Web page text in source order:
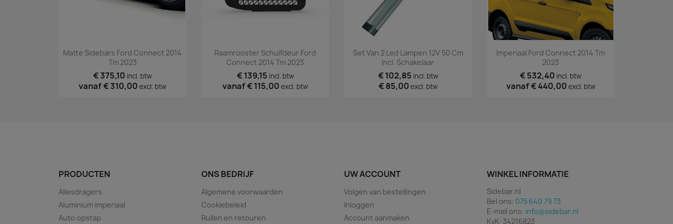
Snel bekijken
Matte Sidebars Ford Connect 2014
Tm 2023
€ 375,10 incl. btw
vanaf€ 310,00 excl. btw
Snel bekijken
Raamrooster Schuifdeur Ford
Connect 2014 Tm 2023
€ 139,15 incl. btw
vanaf€ 115,00 excl. btw
 Snel bekijken
Set Van 2 Led Lampen 12V 50 Cm
Incl. Schakelaar
€ 102,85 incl. btw
€ 85,00 excl. btw
Snel bekijken
Imperiaal Ford Connect 2014 Tm
2023
€ 532,40 incl. btw
vanaf€ 440,00 excl. btw
PRODUCTEN
Allesdragers
Aluminium imperiaal
Auto opstap
ONS BEDRIJF
Algemene voorwaarden
Cookiebeleid
Ruilen en retouren
UW ACCOUNT
Volgen van bestellingen
Inloggen
Account aanmaken
WINKEL INFORMATIE
Sidebar.nl
Bel ons: 075 640 79 73
E-mail ons: info@sidebar.nl
KvK: 34216823